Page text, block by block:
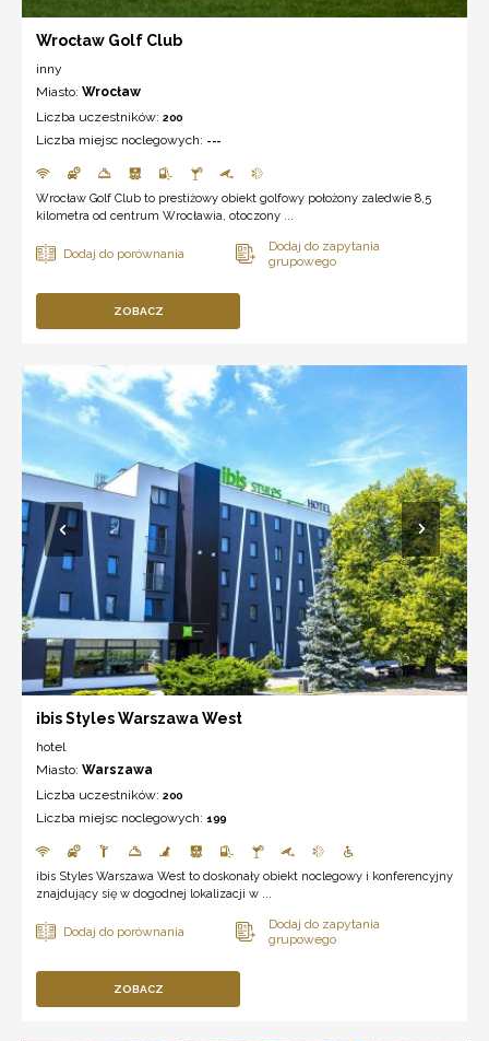
Wrocław Golf Club
inny
Miasto: Wrocław
Liczba uczestników: 200
Liczba miejsc noclegowych: ---
Wrocław Golf Club to prestiżowy obiekt golfowy położony zaledwie 8,5
kilometra od centrum Wrocławia, otoczony ...
ZOBACZ
ibis Styles Warszawa West
hotel
Miasto: Warszawa
Liczba uczestników: 200
Liczba miejsc noclegowych: 199
ibis Styles Warszawa West to doskonały obiekt noclegowy i konferencyjny
znajdujący się w dogodnej lokalizacji w ...
ZOBACZ